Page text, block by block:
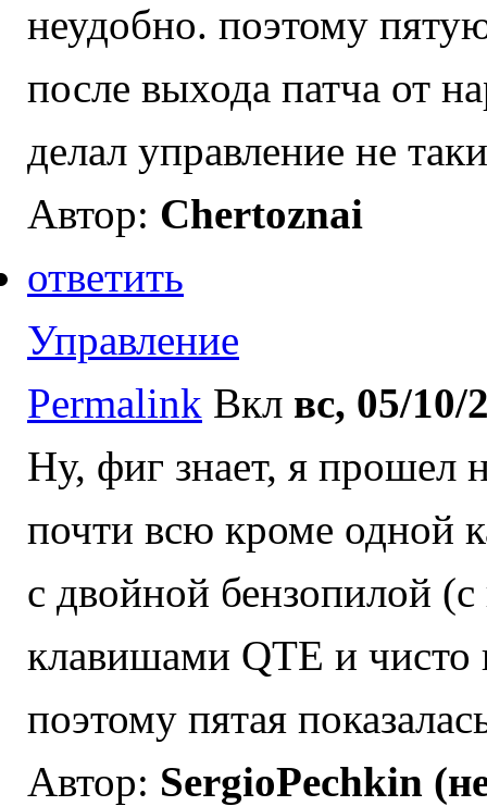
неудобно. поэтому
после выхода патча от
делал управление не
Автор: Chertoznai
ответить
Управление
Permalink Вкл вс, 05/10/
Ну, фиг знает, я прошел
почти всю кроме одной
с двойной бензопилой
клавишами QTE и чисто
поэтому пятая
Автор: SergioPechkin